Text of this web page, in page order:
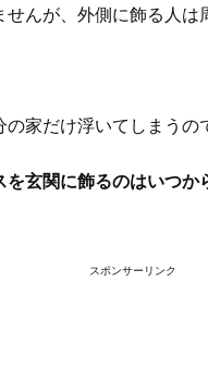
んが、外側に飾る人は
家だけ浮いてしまうの
を玄関に飾るのはいつか
スポンサーリンク